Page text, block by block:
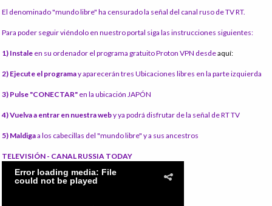
El denominado "mundo libre" ha censurado la señal del canal ruso de TV RT.
Para poder seguir viéndolo en nuestro portal siga las instrucciones siguientes:
1) Instale en su ordenador el programa gratuito Proton VPN desdeaquí:
2) Ejecute el programay aparecerán tres Ubicaciones libres en la parte izquierda
3) Pulse "CONECTAR" en la ubicación JAPÓN
4) Vuelva a entrar en nuestra weby ya podrá disfrutar de la señal de RT TV
5) Maldigaa los cabecillas del "mundo libre" y a sus ancestros
TELEVISIÓN - CANAL RUSSIA TODAY